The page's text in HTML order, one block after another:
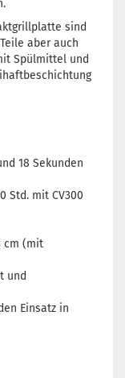
sind
aber auch
Spülmittel und
18 Sekunden
Std. mit CV300
cm (mit
und
Einsatz in